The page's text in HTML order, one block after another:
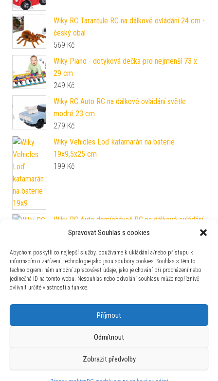
Spravovat Souhlas s cookies
Abychom poskytli co nejlepší služby, používáme k ukládání a/nebo přístupu k
informacím o zařízení, technologie jako jsou soubory cookies. Souhlas s těmito
technologiemi nám umožní zpracovávat údaje, jako je chování při procházení nebo
jedinečná ID na tomto webu. Nesouhlas nebo odvolání souhlasu může nepříznivě
ovlivnit určité vlastnosti a funkce.
Příjmout
Odmítnout
Zobrazit předvolby
Wiky RC Tarantule RC na dálkové ovládání 24 cm -
český obal
569 Kč
Wiky Piano - dotyková dečka pro nejmenší 73 x
29 cm
249 Kč
Wiky RC Auto RC na dálkové ovládání světle
modré 23 cm
279 Kč
Wiky Vehicles Loď katamarán na baterie
19x9,5x25 cm
199 Kč
Wiky RC Auto domíchávač RC na dálkové ovládání
29 cm